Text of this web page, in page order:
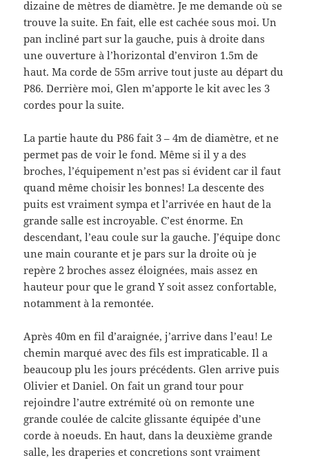
dizaine de mètres de diamètre. Je me demande où se
trouve la suite. En fait, elle est cachée sous moi. Un
pan incliné part sur la gauche, puis à droite dans
une ouverture à l’horizontal d’environ 1.5m de
haut. Ma corde de 55m arrive tout juste au départ du
P86. Derrière moi, Glen m’apporte le kit avec les 3
cordes pour la suite.
La partie haute du P86 fait 3 – 4m de diamètre, et ne
permet pas de voir le fond. Même si il y a des
broches, l’équipement n’est pas si évident car il faut
quand même choisir les bonnes! La descente des
puits est vraiment sympa et l’arrivée en haut de la
grande salle est incroyable. C’est énorme. En
descendant, l’eau coule sur la gauche. J’équipe donc
une main courante et je pars sur la droite où je
repère 2 broches assez éloignées, mais assez en
hauteur pour que le grand Y soit assez confortable,
notamment à la remontée.
Après 40m en fil d’araignée, j’arrive dans l’eau! Le
chemin marqué avec des fils est impraticable. Il a
beaucoup plu les jours précédents. Glen arrive puis
Olivier et Daniel. On fait un grand tour pour
rejoindre l’autre extrémité où on remonte une
grande coulée de calcite glissante équipée d’une
corde à noeuds. En haut, dans la deuxième grande
salle, les draperies et concretions sont vraiment